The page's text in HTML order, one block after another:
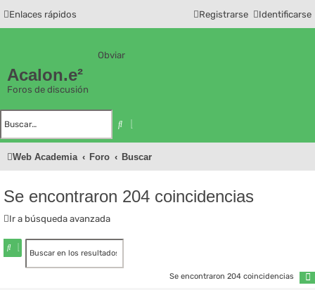
Enlaces rápidos Identificarse
Registrarse
Acalon.e²
Foros de discusión
Obviar
B
a
ú
s
e
d
a
v
a
n
Web Academia Foro Buscar
Se encontraron 204 coincidencias
Ir a búsqueda avanzada
B
u ú
Se encontraron 204 coincidencias